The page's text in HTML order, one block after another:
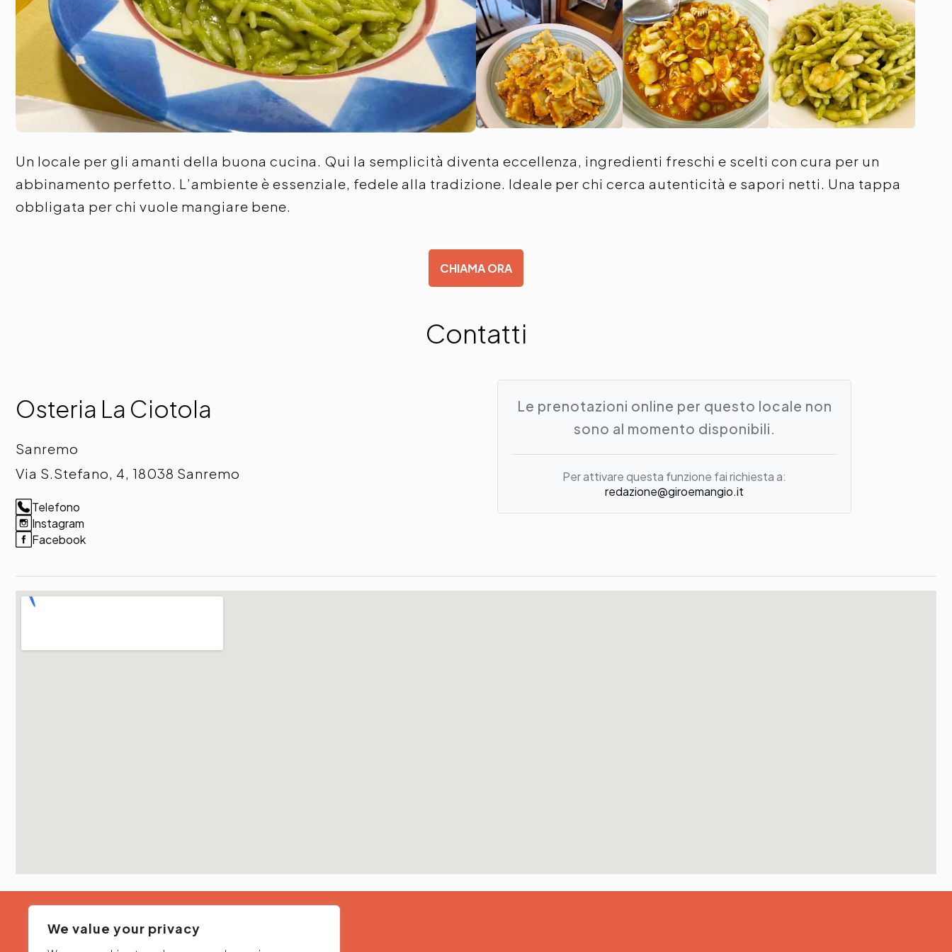
We value your privacy
Un locale per gli amanti della buona cucina. Qui la semplicità diventa eccellenza, ingredienti freschi e scelti con cura per un
abbinamento perfetto. L’ambiente è essenziale, fedele alla tradizione. Ideale per chi cerca autenticità e sapori netti. Una tappa
obbligata per chi vuole mangiare bene.
CHIAMA ORA
Contatti
Osteria La Ciotola
Sanremo
Via S.Stefano, 4, 18038 Sanremo
Telefono
Instagram
Facebook
Le prenotazioni online per questo locale non
sono al momento disponibili.
Per attivare questa funzione fai richiesta a:
redazione@giroemangio.it